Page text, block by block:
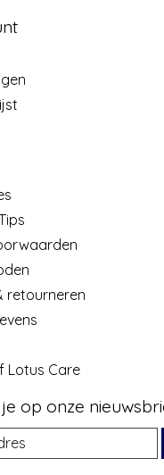
retourneren
Lotus Care
op onze